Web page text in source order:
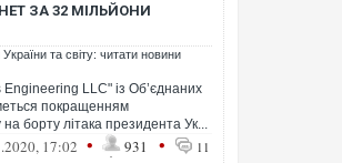
ЗА 32 МІЛЬЙОНИ
України та світу: читати новини
LLC" із Об’єднаних
покращенням
на борту літака президента Ук...
17:02 • 931 • 11